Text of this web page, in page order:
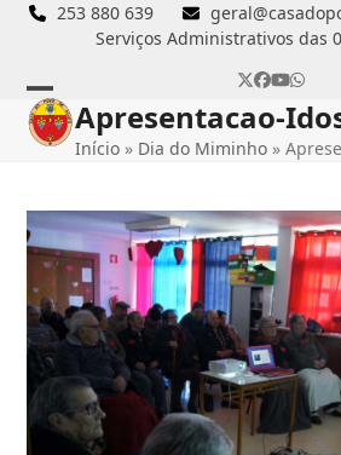
Skip
253 880 639
Serviços Administrativos das
Twitter
Facebook
YouTube
Open
mobile
Close
mobile
Apresentacao-
Início » Dia do Miminho »